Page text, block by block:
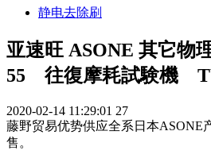
静电去除刷
亚速旺 ASONE 其它物
55 往復摩耗試験機
2020-02-14 11:29:01 27
藤野贸易优势供应全系日本ASONE
售。